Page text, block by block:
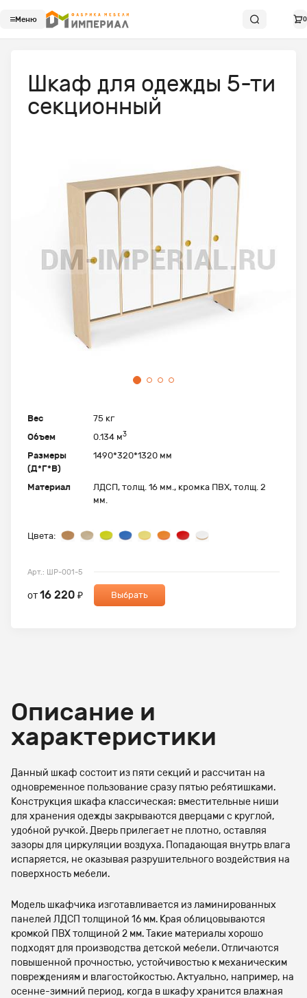
Меню 0
Вес
75 кг
Объем
0.134 м3
Размеры
(Д*Г*В)
1490*320*1320 мм
Материал
ЛДСП, толщ. 16 мм., кромка ПВХ, толщ. 2
мм.
Цвета:
Арт.: ШР-001-5
от16 220 ₽ Выбрать
Шкаф для одежды 5-ти
секционный
Описание и
характеристики
Данный шкаф состоит из пяти секций и рассчитан на
одновременное пользование сразу пятью ребятишками.
Конструкция шкафа классическая: вместительные ниши
для хранения одежды закрываются дверцами с круглой,
удобной ручкой. Дверь прилегает не плотно, оставляя
зазоры для циркуляции воздуха. Попадающая внутрь влага
испаряется, не оказывая разрушительного воздействия на
поверхность мебели.
Модель шкафчика изготавливается из ламинированных
панелей ЛДСП толщиной 16 мм. Края облицовываются
кромкой ПВХ толщиной 2 мм. Такие материалы хорошо
подходят для производства детской мебели. Отличаются
повышенной прочностью, устойчивостью к механическим
повреждениям и влагостойкостью. Актуально, например, на
осенне-зимний период, когда в шкафу хранится влажная